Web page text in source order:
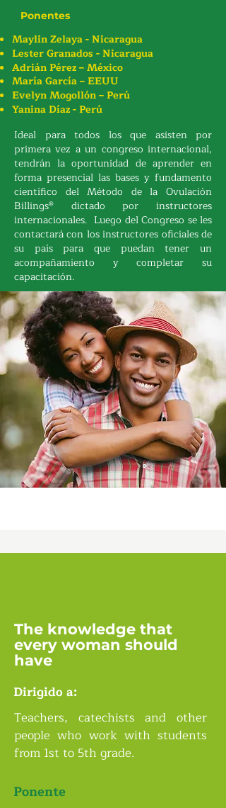
Maylin Zelaya - Nicaragua
Lester Granados - Nicaragua
Adrián Pérez – México
María García – EEUU
Evelyn Mogollón – Perú
Yanina Díaz - Perú
Ponentes
Ideal para todos los que asisten por
primera vez a un congreso internacional,
tendrán la oportunidad de aprender en
forma presencial las bases y fundamento
científico delMétodo de la Ovulación
Billings® dictado por instructores
internacionales. Luego del Congreso se les
contactará con los instructores oficiales de
su país para que puedan tener un
acompañamiento y completar su
capacitación.
The knowledge that
every woman should
have
Dirigido a:
Teachers, catechists and other
people who work with students
from 1st to 5th grade.
Ponente